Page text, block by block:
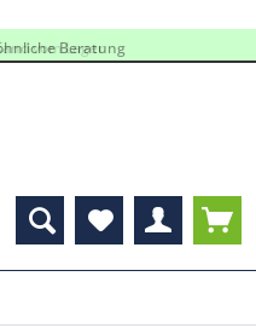
vom Lager
Beratung